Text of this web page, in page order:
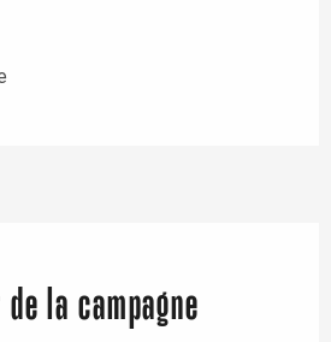
la campagne